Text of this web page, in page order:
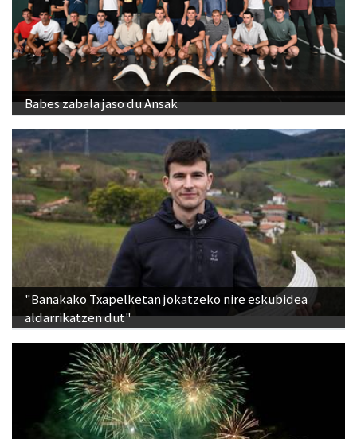
Babes zabala jaso du Ansak
"Banakako Txapelketan jokatzeko nire eskubidea
aldarrikatzen dut"